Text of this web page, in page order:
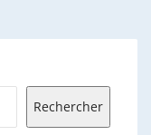
Rechercher